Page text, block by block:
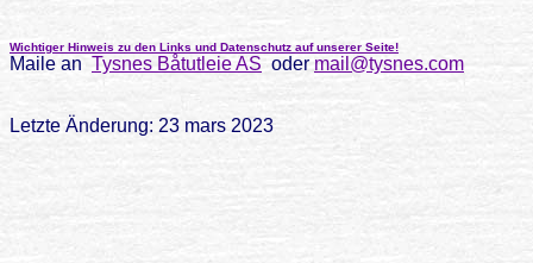
Wichtiger Hinweis zu den Links und Datenschutz auf unserer Seite!
Maile an Tysnes Båtutleie AS oder mail@tysnes.com
Letzte Änderung: 23 mars 2023